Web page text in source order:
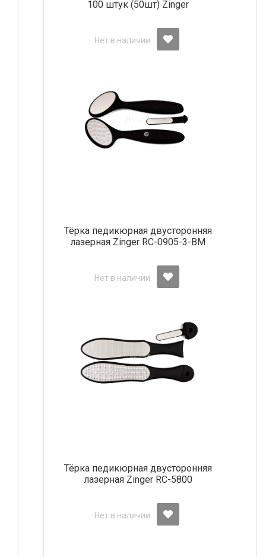
100 штук (50шт) Zinger
Нет в наличии
Тёрка педикюрная двусторонняя
лазерная Zinger RC-0905-3-BM
Нет в наличии
Тёрка педикюрная двусторонняя
лазерная Zinger RC-5800
Нет в наличии